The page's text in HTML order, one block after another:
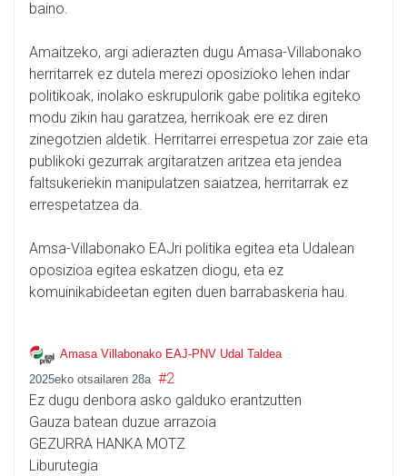
baino.
Amaitzeko, argi adierazten dugu Amasa-Villabonako
herritarrek ez dutela merezi oposizioko lehen indar
politikoak, inolako eskrupulorik gabe politika egiteko
modu zikin hau garatzea, herrikoak ere ez diren
zinegotzien aldetik. Herritarrei errespetua zor zaie eta
publikoki gezurrak argitaratzen aritzea eta jendea
faltsukeriekin manipulatzen saiatzea, herritarrak ez
errespetatzea da.
Amsa-Villabonako EAJri politika egitea eta Udalean
oposizioa egitea eskatzen diogu, eta ez
komuinikabideetan egiten duen barrabaskeria hau.
Amasa Villabonako EAJ-PNV Udal Taldea
2025eko otsailaren 28a #2
Ez dugu denbora asko galduko erantzutten
Gauza batean duzue arrazoia
GEZURRA HANKA MOTZ
Liburutegia